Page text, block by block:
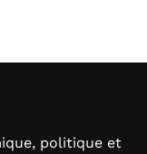
politique et